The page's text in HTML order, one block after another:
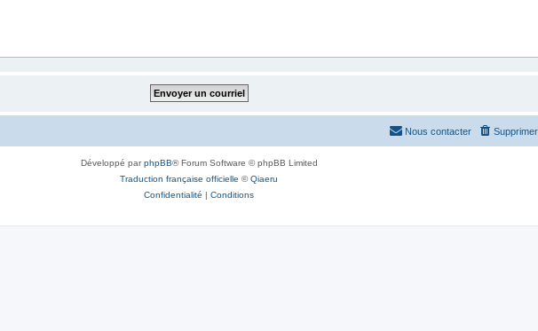
Nous contacter
Développé parphpBB® Forum Software © phpBB Limited
Traduction française officielle ©Qiaeru
Confidentialité | Conditions